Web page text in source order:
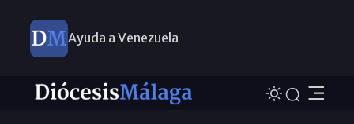
Ayuda a Venezuela